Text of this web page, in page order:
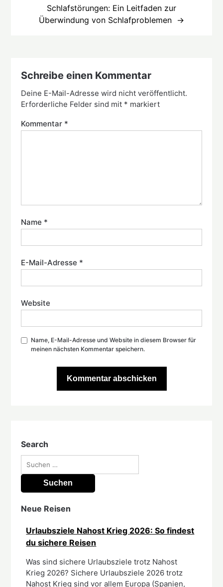
Schlafstörungen: Ein Leitfaden zur
Überwindung von Schlafproblemen
Schreibe einen Kommentar
Deine E-Mail-Adresse wird nicht veröffentlicht.
Erforderliche Felder sind mit * markiert
Kommentar *
Name *
E-Mail-Adresse *
Website
Name, E-Mail-Adresse und Website in diesem Browser für
meinen nächsten Kommentar speichern.
Search
Suchen
nach:
Neue Reisen
Urlaubsziele Nahost Krieg 2026: So findest
du sichere Reisen
Was sind sichere Urlaubsziele trotz Nahost
Krieg 2026? Sichere Urlaubsziele 2026 trotz
Nahost Krieg sind vor allem Europa (Spanien,